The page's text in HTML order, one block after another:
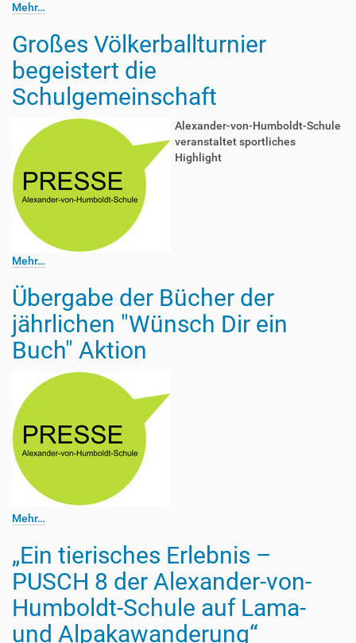
Mehr…
Großes Völkerballturnier
begeistert die
Schulgemeinschaft
Alexander-von-Humboldt-Schule
veranstaltet sportliches
Highlight
Mehr…
Übergabe der Bücher der
jährlichen "Wünsch Dir ein
Buch" Aktion
Mehr…
„Ein tierisches Erlebnis –
PUSCH 8 der Alexander-von-
Humboldt-Schule auf Lama-
und Alpakawanderung“